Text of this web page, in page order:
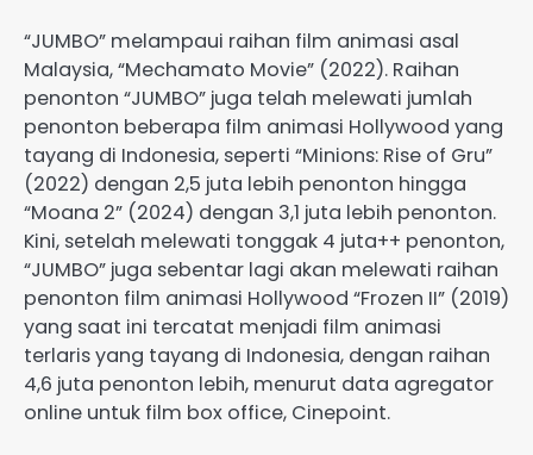
“JUMBO” melampaui raihan film animasi asal
Malaysia, “Mechamato Movie” (2022). Raihan
penonton “JUMBO” juga telah melewati jumlah
penonton beberapa film animasi Hollywood yang
tayang di Indonesia, seperti “Minions: Rise of Gru”
(2022) dengan 2,5 juta lebih penonton hingga
“Moana 2” (2024) dengan 3,1 juta lebih penonton.
Kini, setelah melewati tonggak 4 juta++ penonton,
“JUMBO” juga sebentar lagi akan melewati raihan
penonton film animasi Hollywood “Frozen II” (2019)
yang saat ini tercatat menjadi film animasi
terlaris yang tayang di Indonesia, dengan raihan
4,6 juta penonton lebih, menurut data agregator
online untuk film box office, Cinepoint.